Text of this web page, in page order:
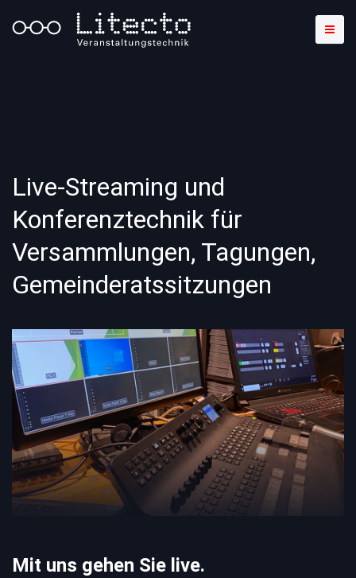
Live-Streaming und
Konferenztechnik für
Versammlungen, Tagungen,
Gemeinderatssitzungen
Mit uns gehen Sie live.